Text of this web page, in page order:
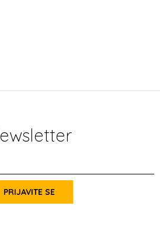
PRIJAVITE SE